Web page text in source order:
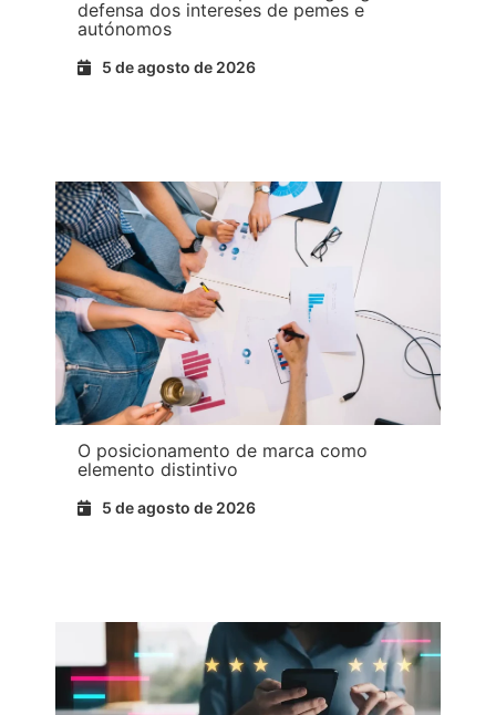
defensa dos intereses de pemes e
autónomos
5 de agosto de 2026
O posicionamento de marca como
elemento distintivo
5 de agosto de 2026